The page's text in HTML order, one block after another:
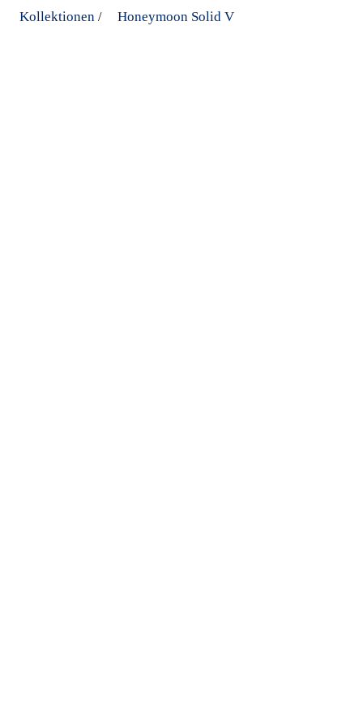
Kollektionen / Honeymoon Solid V